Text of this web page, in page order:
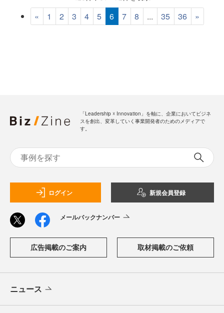
« 1 2 3 4 5 6 7 8 ... 35 36 »
「Leadership ☓ Innovation」を軸に、企業においてビジネ
スを創出、変革していく事業開発者のためのメディアで
す。
ログイン 新規会員登録
メールバックナンバー
広告掲載のご案内 取材掲載のご依頼
ニュース